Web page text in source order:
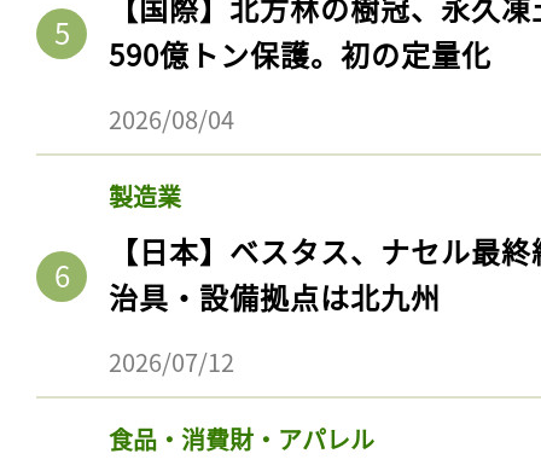
590億トン保護。初の定量化
2026/08/04
製造業
【日本】ベスタス、ナセル最
治具・設備拠点は北九州
2026/07/12
食品・消費財・アパレル